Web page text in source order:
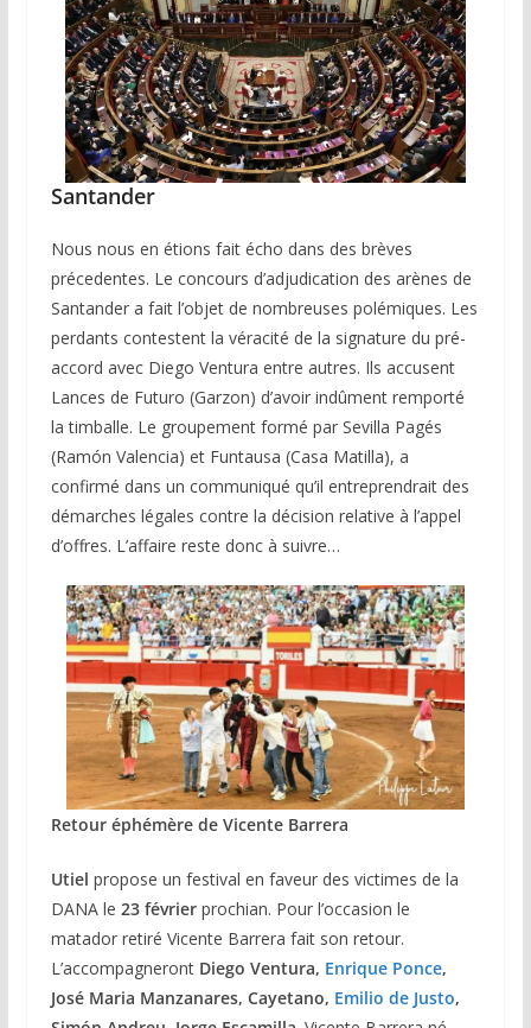
Santander
Nous nous en étions fait écho dans des brèves
précedentes. Le concours d’adjudication des arènes de
Santander a fait l’objet de nombreuses polémiques. Les
perdants contestent la véracité de la signature du pré-
accord avec Diego Ventura entre autres. Ils accusent
Lances de Futuro (Garzon) d’avoir indûment remporté
la timballe. Le groupement formé par Sevilla Pagés
(Ramón Valencia) et Funtausa (Casa Matilla), a
confirmé dans un communiqué qu’il entreprendrait des
démarches légales contre la décision relative à l’appel
d’offres. L’affaire reste donc à suivre…
Retour éphémère de Vicente Barrera
Utiel propose un festival en faveur des victimes de la
DANA le 23 févrierprochian. Pour l’occasion le
matador retiré Vicente Barrera fait son retour.
L’accompagneront Diego Ventura, Enrique Ponce,
José Maria Manzanares, Cayetano, Emilio de Justo,